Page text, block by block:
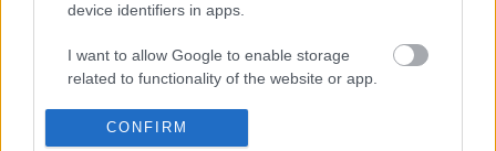
device identifiers in apps.
I want to allow Google to enable storage
related to functionality of the website or app.
I want to allow Google to enable storage
related to personalization.
CONFIRM
Posibles cambios en la alineación:
introducir un cambio obligado en el equipo ya que el Comité
de Apelación ha sancionado finalmente a Guillamón con un